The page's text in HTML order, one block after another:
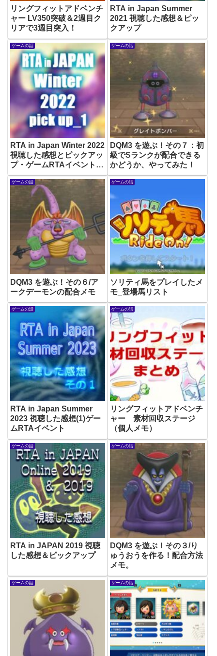
リングフィットアドベンチ
ャー LV350突破＆2週目ク
リアで3週目突入！
RTA in Japan Summer
2021 視聴した感想＆ピッ
クアップ
ゲームの話
RTA in Japan Winter 2022
視聴した感想とピックアッ
プ・ゲームRTAイベント
その１
ゲームの話
DQM3 を遊ぶ！その７：初
級でSランクが配合できる
かどうか、やってみた！
ゲームの話
DQM3 を遊ぶ！その６/ア
ークデーモンの配合メモ
ゲームの話
ソリティ馬をプレイしたメ
モ_登場馬リスト
ゲームの話
RTA in Japan Summer
2023 視聴した感想(1)ゲー
ムRTAイベント
ゲームの話
リングフィットアドベンチ
ャー 素材回収ステージ
（個人メモ）
ゲームの話
RTA in JAPAN 2019 視聴
した感想＆ピックアップ
ゲームの話
DQM3 を遊ぶ！その３/り
ゅうおうを作る！配合方法
メモ。
ゲームの話 ゲームの話